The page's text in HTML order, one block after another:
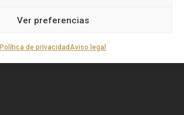
Ver preferencias
Política de privacidadAviso legal